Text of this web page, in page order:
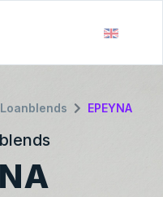
ΕΡΕΥΝΑ